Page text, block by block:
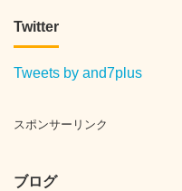
Twitter
Tweets by and7plus
スポンサーリンク
ブログ